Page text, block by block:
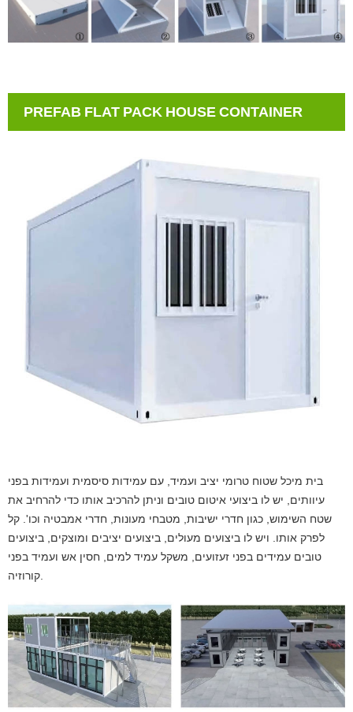
PREFAB FLAT PACK HOUSE CONTAINER
בית מיכל שטוח טרומי יציב ועמיד, עם עמידות סיסמית ועמידות בפני
עיוותים, יש לו ביצועי איטום טובים וניתן להרכיב אותו כדי להרחיב את
שטח השימוש, כגון חדרי ישיבות, מטבחי מעונות, חדרי אמבטיה וכו'. קל
לפרק אותו. ויש לו ביצועים מעולים, ביצועים יציבים ומוצקים, ביצועים
טובים עמידים בפני זעזועים, משקל עמיד למים, חסין אש ועמיד בפני